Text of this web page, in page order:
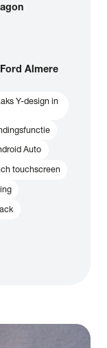
Almere
Y-design in
Auto
touchscreen